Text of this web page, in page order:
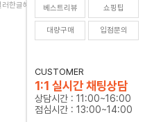
베스트리뷰 쇼핑팁
대량구매 입점문의
CUSTOMER
1:1 실시간 채팅상담
상담시간 : 11:00~16:00
점심시간 : 13:00~14:00
한글해설서+참고서적 증정]